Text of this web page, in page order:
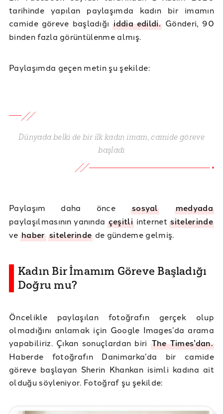
tarihinde yapılan paylaşımda kadın bir imamın
camide göreve başladığıiddia edildi. Gönderi, 90
binden fazla görüntülenme almış.
Paylaşımda geçen metin şu şekilde:
Dünyada belki de bir ilk kadın imam, camide göreve
başladı
Paylaşım daha önce sosyal medyada
paylaşılmasının yanında çeşitli internetsitelerinde
ve haber sitelerinde de gündeme gelmiş.
Kadın Bir İmamım Göreve Başladığı
Doğru mu?
Öncelikle paylaşılan fotoğrafın gerçek olup
olmadığını anlamak için Google Images’da arama
yapabiliriz. Çıkan sonuçlardan biri The Times’dan.
Haberde fotoğrafın Danimarka’da bir camide
göreve başlayan Sherin Khankan isimli kadına ait
olduğu söyleniyor. Fotoğraf şu şekilde: